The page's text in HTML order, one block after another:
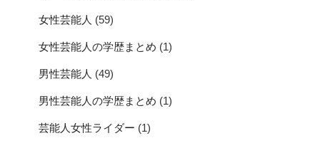
女性芸能人 (59)
女性芸能人の学歴まとめ (1)
男性芸能人 (49)
男性芸能人の学歴まとめ (1)
芸能人女性ライダー (1)